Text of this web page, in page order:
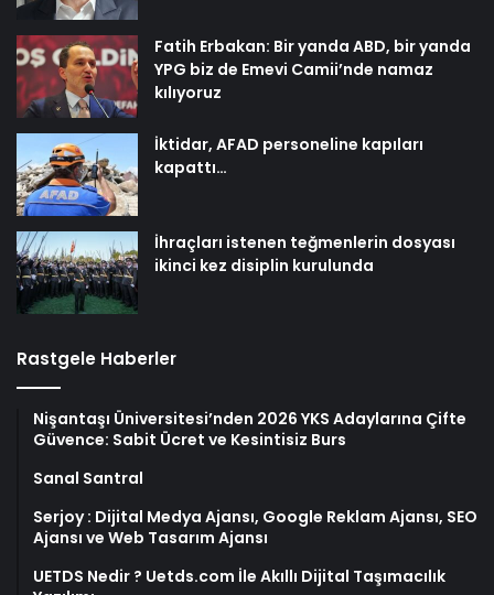
Fatih Erbakan: Bir yanda ABD, bir yanda
YPG biz de Emevi Camii’nde namaz
kılıyoruz
İktidar, AFAD personeline kapıları
kapattı…
İhraçları istenen teğmenlerin dosyası
ikinci kez disiplin kurulunda
Rastgele Haberler
Nişantaşı Üniversitesi’nden 2026 YKS Adaylarına Çifte
Güvence: Sabit Ücret ve Kesintisiz Burs
Sanal Santral
Serjoy : Dijital Medya Ajansı, Google Reklam Ajansı, SEO
Ajansı ve Web Tasarım Ajansı
UETDS Nedir ? Uetds.com İle Akıllı Dijital Taşımacılık